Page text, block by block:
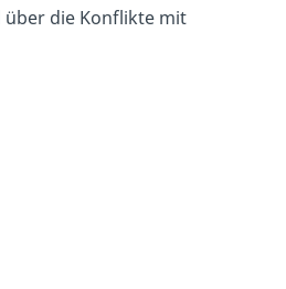
über die Konflikte mit